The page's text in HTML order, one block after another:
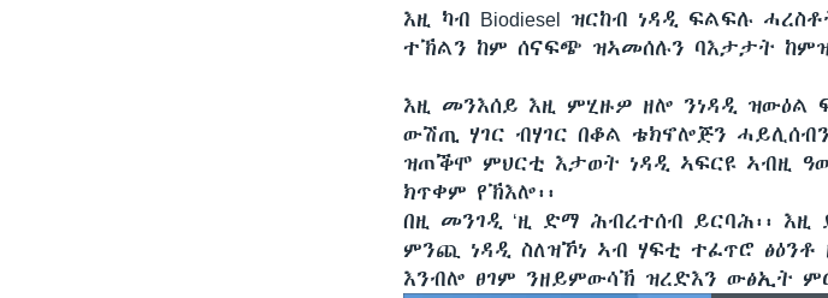
እዚ ካብ Biodiesel ዝርከብ ነዳዲ ፍልፍሉ
ተኽልን ከም ሰናፍጭ ዝኣመሰሉን ባእታታት
እዚ መንእሰይ እዚ ምሂዙዎ ዘሎ ንነዳዲ
ውሽጢ ሃገር ብሃገር በቆል ቴክኖሎጅን
ዝጠቕሞ ምህርቲ እታወት ነዳዲ ኣፍርዩ ኣብዚ
ክጥቀም የኽእሎ፡፡
በዚ መንገዲ ‘ዚ ድማ ሕብረተሰብ ይርባሕ፡፡ እዚ
ምንጪ ነዳዲ ስለዝኾነ ኣብ ሃፍቲ ተፈጥሮ
እንብሎ ፀገም ንዘይምውሳኽ ዝረድእን ውፅኢት